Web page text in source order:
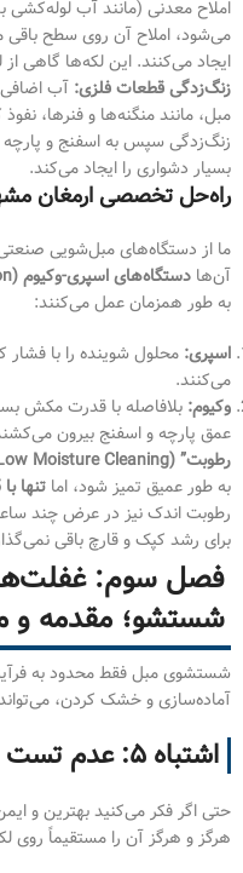
املاح معدنی (مانند آب
می‌شود، املاح آن روی سطح باقی
ایجاد می‌کنند. این لکه‌ها گاهی
زنگ‌زدگی قطعات فلزی: آب
مبل، مانند منگنه‌ها و فنرها،
زنگ‌زدگی سپس به اسفنج و پارچه
بسیار دشواری را ایجاد می‌کند.
راه‌حل تخصصی ارمغان
ما از دستگاه‌های مبل‌شویی
آن‌ها دستگاه‌های اسپری-وکیوم (Spray-Extraction)
به طور همزمان عمل می‌کنند:
اسپری: محلول شوینده را با
می‌کنند.
وکیوم: بلافاصله با قدرت مکش
عمق پارچه و اسفنج بیرون
رطوبت” (Low Moisture Cleaning)
به طور عمیق تمیز شود، اما تنها با 5 تا 10 درصد رطوبت
رطوبت اندک نیز در عرض چند
برای رشد کپک و قارچ باقی
فصل سوم:
شستشو؛ مقدمه و
شستشوی مبل فقط محدود به
آماده‌سازی و خشک کردن،
اشتباه ۵: عدم تست شوینده قبل از استفاده
حتی اگر فکر می‌کنید بهترین و
هرگز و هرگز آن را مستقیماً روی